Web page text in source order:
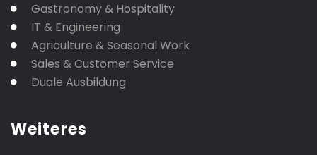
Gastronomy & Hospitality
IT & Engineering
Agriculture & Seasonal Work
Sales & Customer Service
Duale Ausbildung
Weiteres